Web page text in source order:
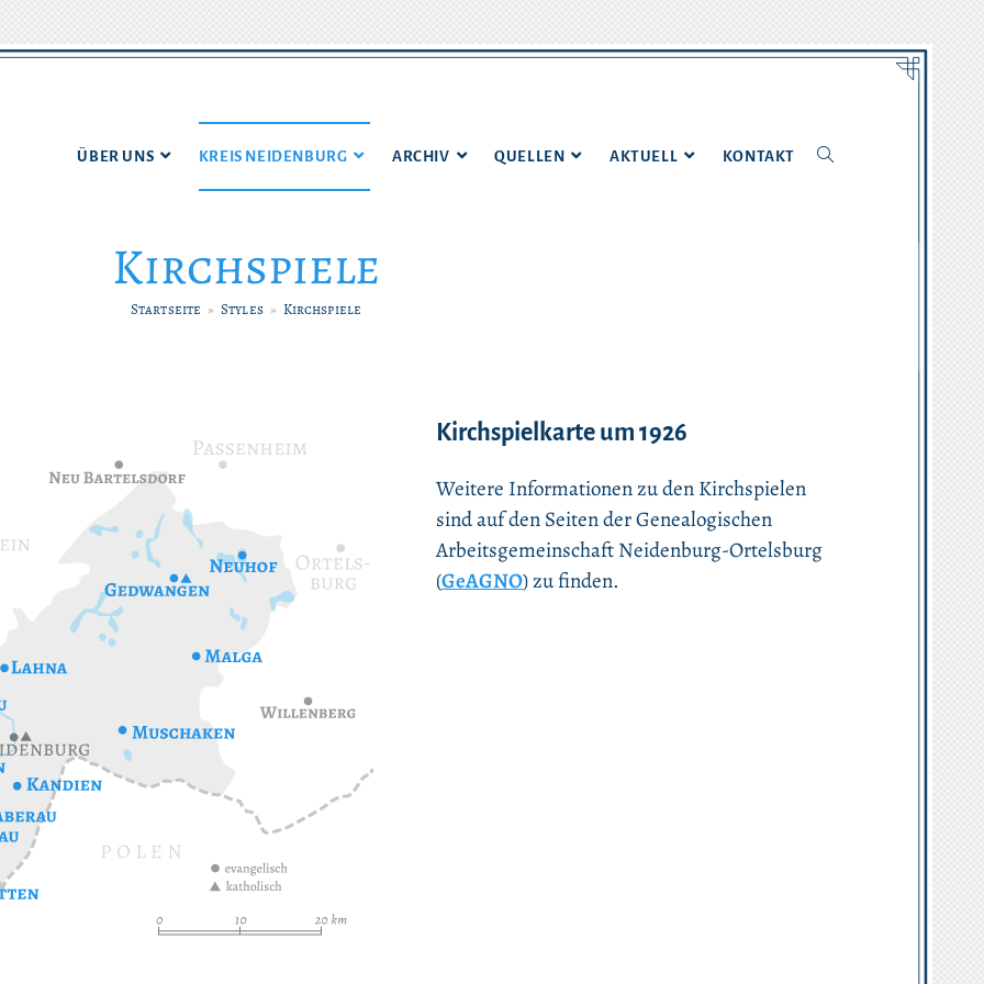
ÜBER UNS KREIS NEIDENBURG ARCHIV QUELLEN AKTUELL KONTAKT
Kirchspiele
Startseite » Styles » Kirchspiele
Kirchspielkarte um 1926
Weitere Informationen zu den Kirchspielen
sind auf den Seiten der Genealogischen
Arbeitsgemeinschaft Neidenburg-Ortelsburg
(GeAGNO) zu finden.